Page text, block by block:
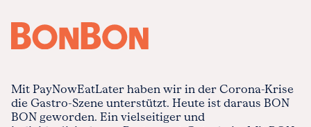
Mit PayNowEatLater haben wir in der Corona-Krise
die Gastro-Szene unterstützt. Heute ist daraus BON
BON geworden. Ein vielseitiger und